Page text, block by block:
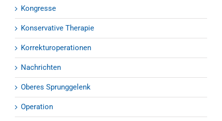
Kongresse
Konservative Therapie
Korrekturoperationen
Nachrichten
Oberes Sprunggelenk
Operation